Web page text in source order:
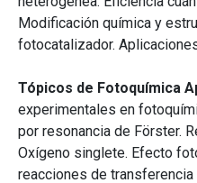
Modificación química y
fotocatalizador.
Tópicos de Fotoquímica
experimentales en
por resonancia de Förster.
Oxígeno singlete. Efecto
reacciones de